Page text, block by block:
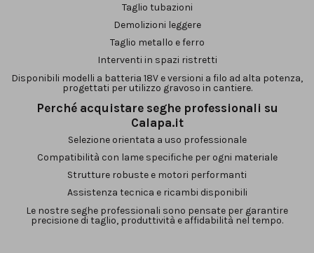
Taglio tubazioni
Demolizioni leggere
Taglio metallo e ferro
Interventi in spazi ristretti
Disponibili modelli a batteria 18V e versioni a filo ad alta potenza,
progettati per utilizzo gravoso in cantiere.
Perché acquistare seghe professionali su
Calapa.it
Selezione orientata a uso professionale
Compatibilità con lame specifiche per ogni materiale
Strutture robuste e motori performanti
Assistenza tecnica e ricambi disponibili
Le nostre seghe professionali sono pensate per garantire
precisione di taglio, produttività e affidabilità nel tempo.